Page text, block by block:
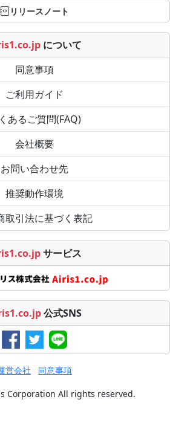
リリースノート
について
同意事項
ご利用ガイド
あるご質問(FAQ)
会社概要
お問い合わせ先
推奨動作環境
取引法に基づく表記
サービス
公式SNS
営会社 同意事項
Corporation All rights reserved.